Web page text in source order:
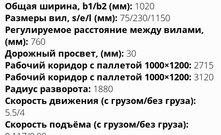
Общая ширина, b1/b2 (мм): 1020
Размеры вил, s/e/l (мм): 75/230/1150
Регулируемое расстояние между вилами,
(мм): 760
Дорожный просвет, (мм): 30
Рабочий коридор с паллетой 1000×1200: 2715
Рабочий коридор с паллетой 1000×1200: 3120
Радиус разворота: 1880
Скорость движения (с грузом/без груза):
5.5/4
Скорость подъёма (с грузом/без груза):